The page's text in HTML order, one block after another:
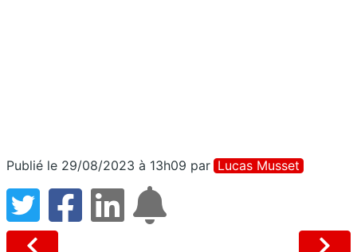
Publié le 29/08/2023 à 13h09 par Lucas Musset